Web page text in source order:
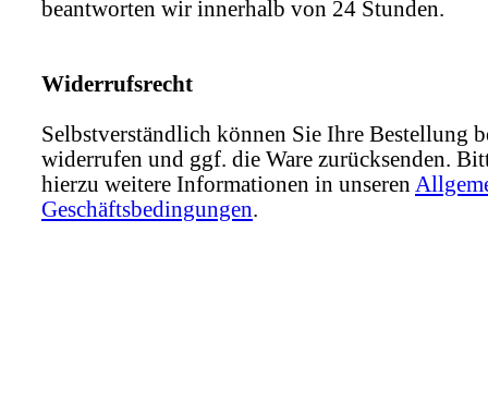
beantworten wir innerhalb von 24 Stunden.
Widerrufsrecht
Selbstverständlich können Sie Ihre Bestellung
widerrufen und ggf. die Ware zurücksenden.
hierzu weitere Informationen in unseren
Geschäftsbedingungen.